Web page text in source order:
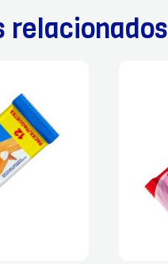
relacionados